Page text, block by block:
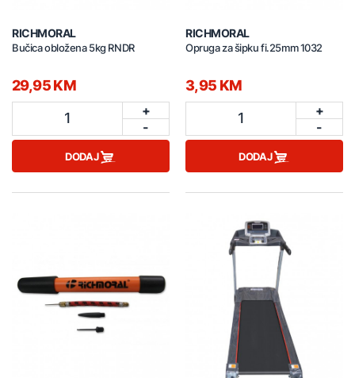
RICHMORAL
Bučica obložena 5kg RNDR
29,95 KM
1
+
-
DODAJ
RICHMORAL
Opruga za šipku fi.25mm 1032
3,95 KM
1
+
-
DODAJ